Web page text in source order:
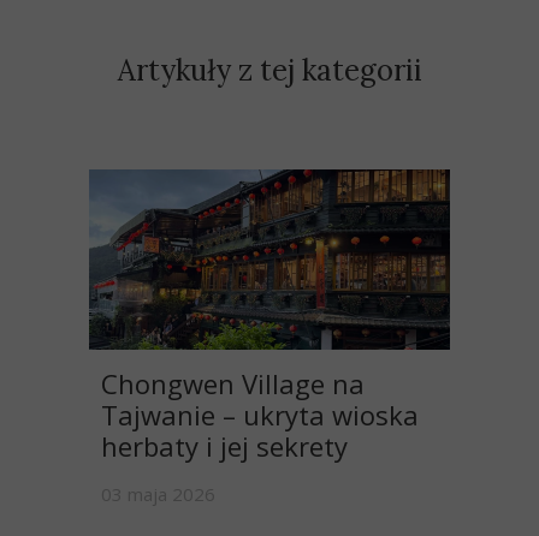
Artykuły z tej kategorii
Chongwen Village na
Tajwanie – ukryta wioska
herbaty i jej sekrety
03 maja 2026